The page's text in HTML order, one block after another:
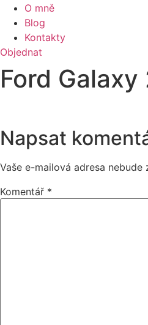
O mně
Blog
Kontakty
Objednat
Ford Galaxy
Napsat
Vaše e-mailová adresa nebude
Komentář *